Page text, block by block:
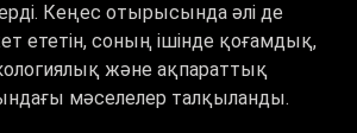
Кеңес отырысында әлі де
ететін, соның ішінде қоғамдық,
және ақпараттық
мәселелер талқыланды.